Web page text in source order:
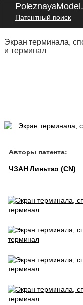
Патентный поиск
Экран терминала,
и терминал
Авторы патента:
ЧЗАН Линьтао (CN)